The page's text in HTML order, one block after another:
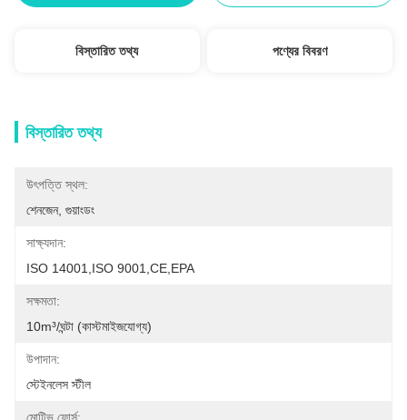
বিস্তারিত তথ্য পণ্যের বিবরণ
বিস্তারিত তথ্য
উৎপত্তি স্থল:
শেনজেন, গুয়াংডং
সাক্ষ্যদান:
ISO 14001,ISO 9001,CE,EPA
সক্ষমতা:
10m³/ঘন্টা (কাস্টমাইজযোগ্য)
উপাদান:
স্টেইনলেস স্টীল